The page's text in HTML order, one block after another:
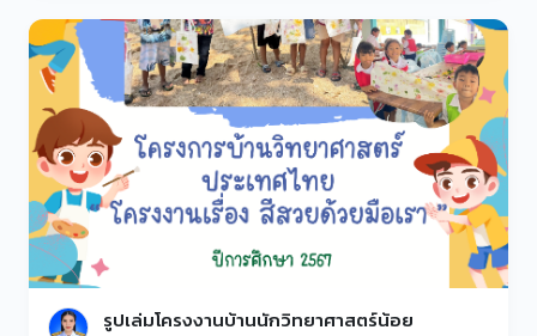
รูปเล่มโครงงานบ้านนักวิทยาศาสตร์น้อย